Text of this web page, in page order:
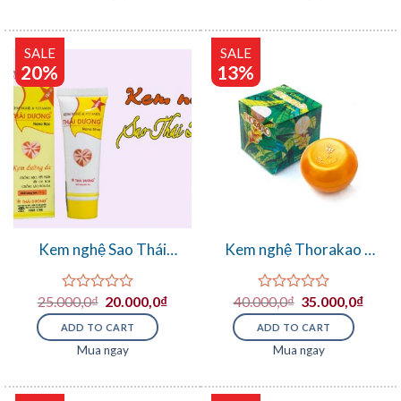
SALE
20%
Kem nghệ Sao Thái
Rated
0
out
of
25.000,0₫ 20.000,0₫
ADD TO CART
Mua ngay
SALE
13%
Kem nghệ Thorakao –
Rated
0
out
of
40.000,0₫ 35.000,0₫
ADD TO CART
Mua ngay